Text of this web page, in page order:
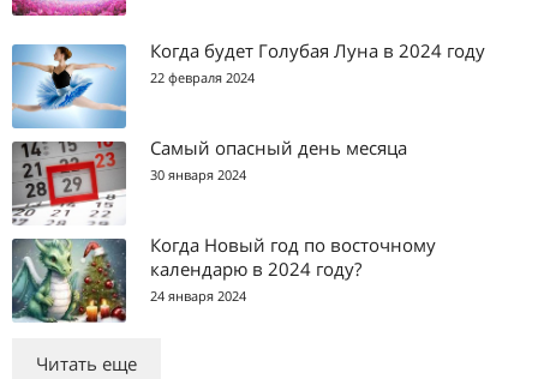
Когда будет Голубая Луна в 2024 году
22 февраля 2024
Самый опасный день месяца
30 января 2024
Когда Новый год по восточному
календарю в 2024 году?
24 января 2024
Читать еще